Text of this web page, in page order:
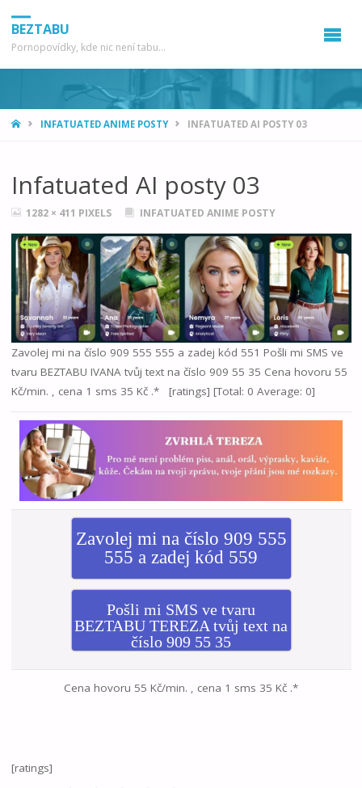
BEZTABU
Pornopovídky, kde nic není tabu...
HOMEINFATUATED ANIME POSTY INFATUATED AI POSTY 03
Infatuated AI posty 03
FULL1282 × 411 PIXELS INFATUATED ANIME POSTY
Zavolej mi na číslo 909 555 555 a zadej kód 551 Pošli mi SMS ve
tvaru BEZTABU IVANA tvůj text na číslo 909 55 35 Cena hovoru 55
Kč/min. , cena 1 sms 35 Kč .* [ratings] [Total: 0 Average: 0]
Zavolej mi na číslo 909 555
555 a zadej kód 559
Pošli mi SMS ve tvaru
BEZTABU TEREZA tvůj text na
číslo 909 55 35
Cena hovoru 55 Kč/min. , cena 1 sms 35 Kč .*
[ratings]